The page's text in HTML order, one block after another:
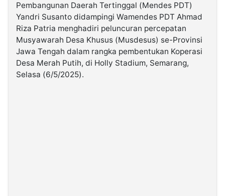
Kabarbaru.co
2026
Pembangunan Daerah Tertinggal (Mendes PDT)
Yandri Susanto didampingi Wamendes PDT Ahmad
Riza Patria menghadiri peluncuran percepatan
Musyawarah Desa Khusus (Musdesus) se-Provinsi
Jawa Tengah dalam rangka pembentukan Koperasi
Desa Merah Putih, di Holly Stadium, Semarang,
Selasa (6/5/2025).